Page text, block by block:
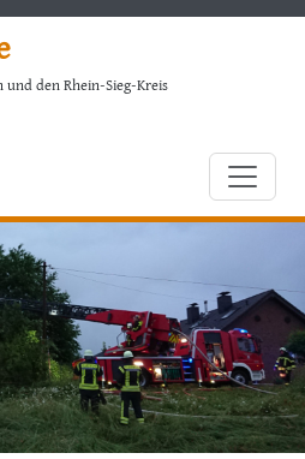
den Rhein-Sieg-Kreis